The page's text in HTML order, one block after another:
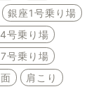
銀座1号乗り場
号乗り場
号乗り場
肩こり